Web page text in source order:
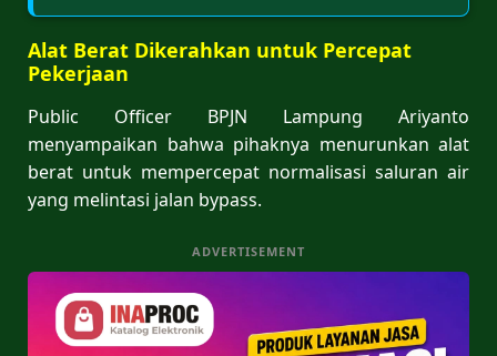
Alat Berat Dikerahkan untuk Percepat
Pekerjaan
Public Officer BPJN Lampung Ariyanto
menyampaikan bahwa pihaknya menurunkan alat
berat untuk mempercepat normalisasi saluran air
yang melintasi jalan bypass.
ADVERTISEMENT